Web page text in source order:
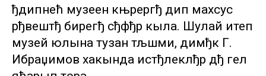
ђдипнећ музеен књрергђ дип махсус
рђвештђ бирегђ сђфђр кыла. Шулай итеп
музей юлына тузан тљшми, димђк Г.
Ибраџимов хакында истђлеклђр дђ гел